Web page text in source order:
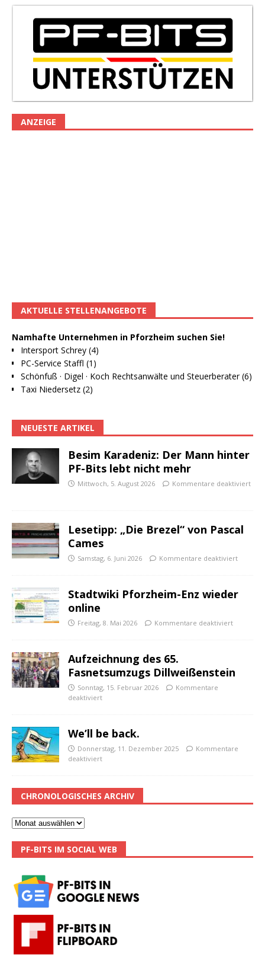
ANZEIGE
AKTUELLE STELLENANGEBOTE
Namhafte Unternehmen in Pforzheim suchen Sie!
Intersport Schrey (4)
PC-Service Staffl (1)
Schönfuß · Digel · Koch Rechtsanwälte und Steuerberater (6)
Taxi Niedersetz (2)
NEUESTE ARTIKEL
Besim Karadeniz: Der Mann hinter
PF-Bits lebt nicht mehr
Mittwoch, 5. August 2026 Kommentare deaktiviert
Lesetipp: „Die Brezel“ von Pascal
Cames
Samstag, 6. Juni 2026 Kommentare deaktiviert
Stadtwiki Pforzheim-Enz wieder
online
Freitag, 8. Mai 2026 Kommentare deaktiviert
Aufzeichnung des 65.
Fasnetsumzugs Dillweißenstein
Sonntag, 15. Februar 2026
Kommentare
deaktiviert
We’ll be back.
Donnerstag, 11. Dezember 2025
Kommentare
deaktiviert
CHRONOLOGISCHES ARCHIV
PF-BITS IM SOCIAL WEB